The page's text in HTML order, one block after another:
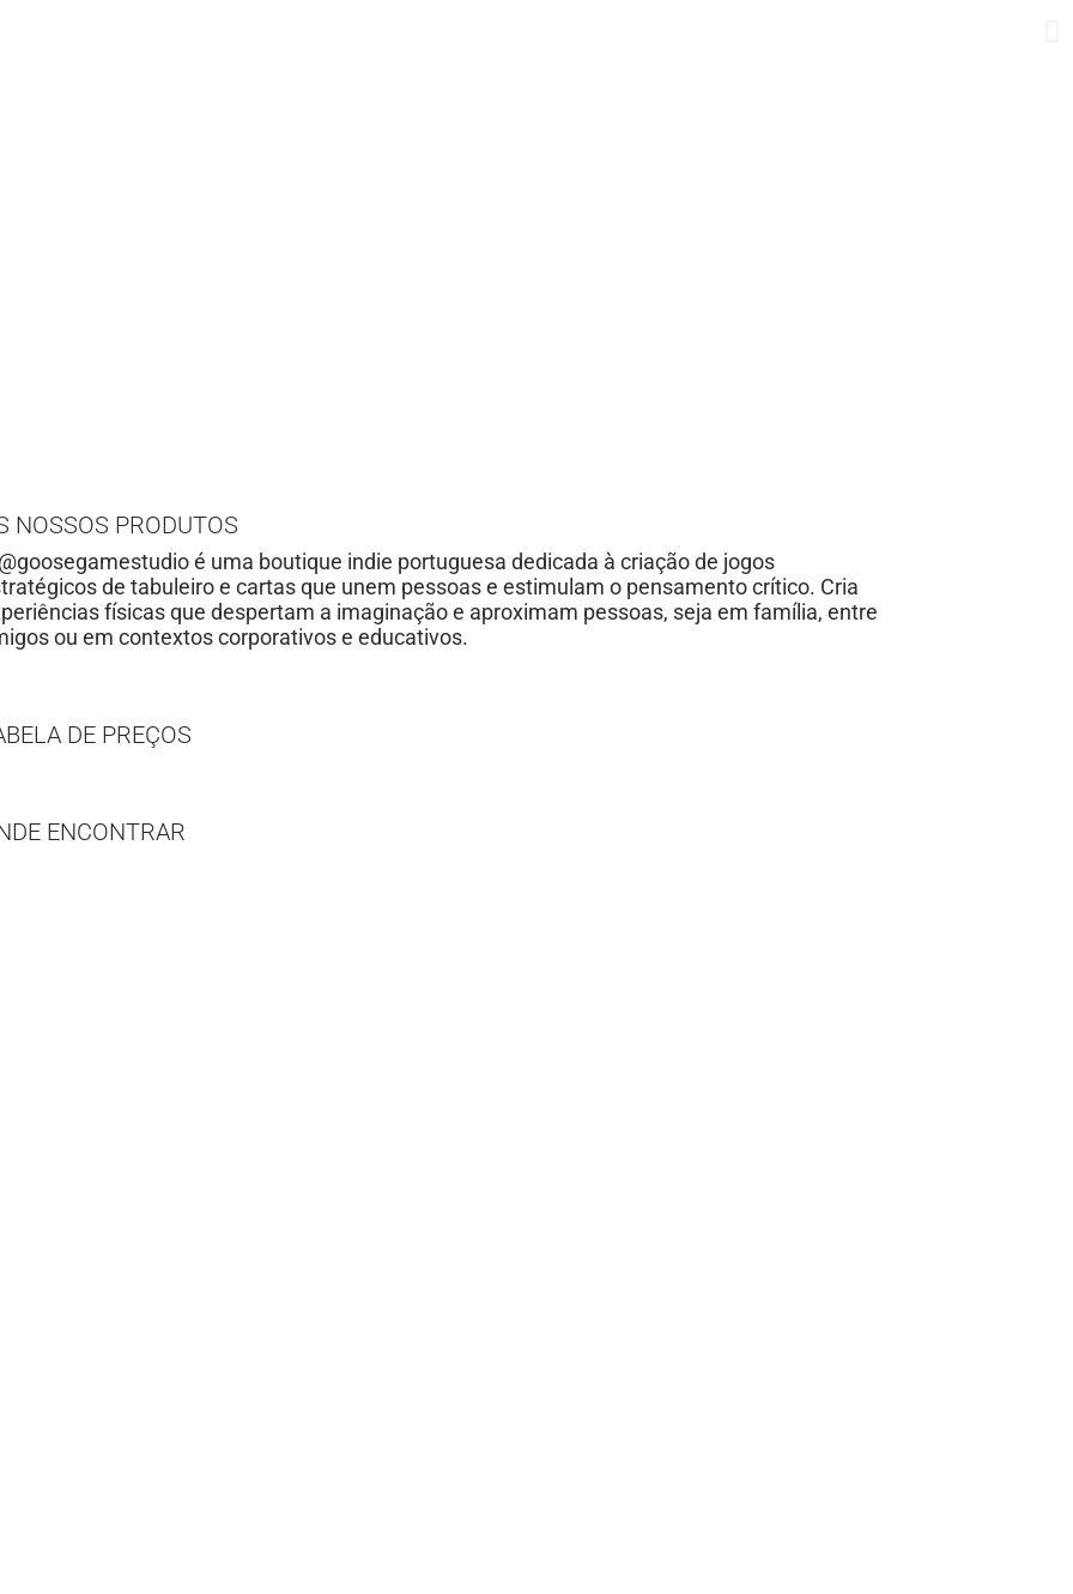
NOSSOS PRODUTOS
é uma boutique indie portuguesa dedicada à criação de jogos
de tabuleiro e cartas que unem pessoas e estimulam o pensamento crítico. Cria
físicas que despertam a imaginação e aproximam pessoas, seja em família, entre
ou em contextos corporativos e educativos.
DE PREÇOS
ENCONTRAR